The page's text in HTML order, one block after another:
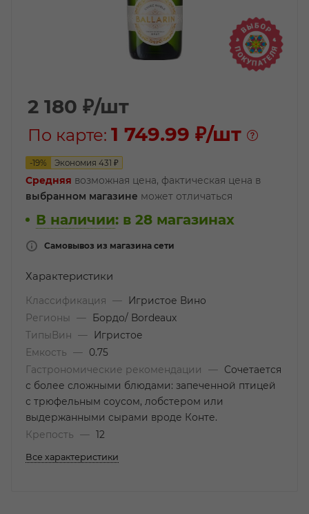
2 180 ₽/шт
По карте: 1 749.99 ₽/шт
-19% Экономия 431 ₽
Средняя возможная цена, фактическая цена в
выбранном магазине может отличаться
В наличии: в 28 магазинах
Самовывоз из магазина сети
Характеристики
Классификация —
Игристое Вино
Регионы
—
Бордо/ Bordeaux
ТипыВин
—
Игристое
Емкость
—
0.75
Гастрономические рекомендации
—
Сочетается
с более сложными блюдами: запеченной птицей
с трюфельным соусом, лобстером или
выдержанными сырами вроде Конте.
Крепость
— 12
Все характеристики